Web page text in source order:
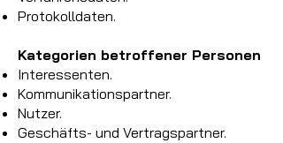
Protokolldaten.
Kategorien betroffener Personen
Interessenten.
Kommunikationspartner.
Nutzer.
Geschäfts- und Vertragspartner.